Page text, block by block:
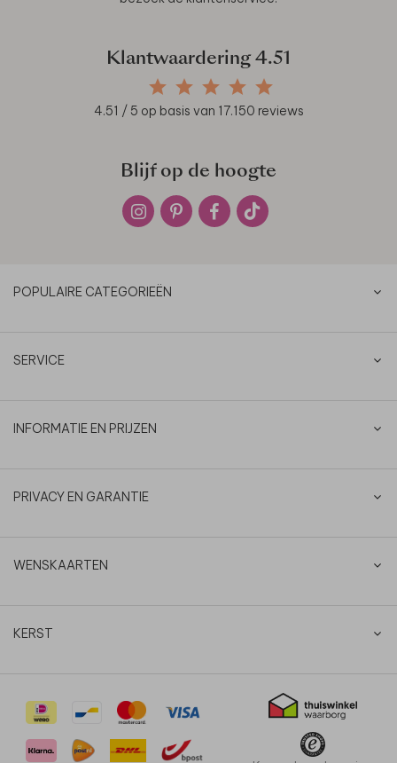
Klantwaardering 4.51
4.51 / 5 op basis van 17.150 reviews
Blijf op de hoogte
POPULAIRE CATEGORIEËN
SERVICE
INFORMATIE EN PRIJZEN
PRIVACY EN GARANTIE
WENSKAARTEN
KERST